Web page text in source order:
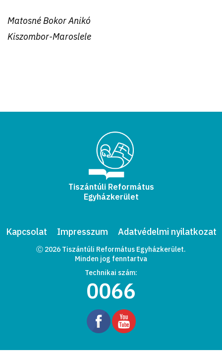
Matosné Bokor Anikó
Kiszombor-Maroslele
Tiszántúli Református
Egyházkerület
Kapcsolat Impresszum Adatvédelmi nyilatkozat
Ⓒ 2026 Tiszántúli Református Egyházkerület.
Minden jog fenntartva
Technikai szám:
0066